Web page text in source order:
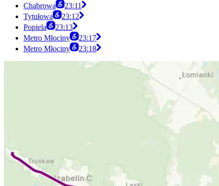
Chabrowa
23:11
Tytułowa
23:12
Popiela
23:13
Metro Młociny
23:17
Metro Młociny
23:18